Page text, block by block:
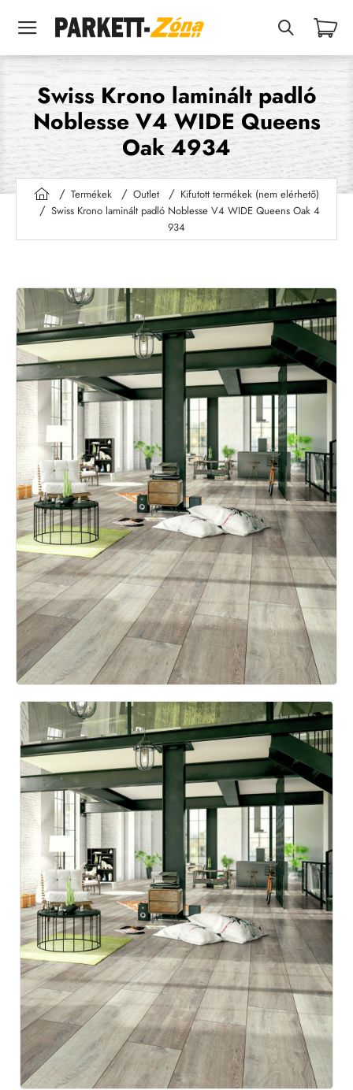
Swiss Krono laminált padló
Noblesse V4 WIDE Queens
Oak 4934
h
o
Termékek Outlet
Kifutott termékek (nem elérhető)
Swiss Krono laminált padló Noblesse V4 WIDE Queens Oak 4
934